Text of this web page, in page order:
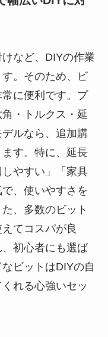
など、DIYの作業
。そのため、ビ
に便利です。プ
・トルクス・延
ルなら、追加購
す。特に、延長
やすい」「家具
、使いやすさを
、多数のビット
てコスパが良
初心者にも選ば
ビットはDIYの自
れる心強いセッ